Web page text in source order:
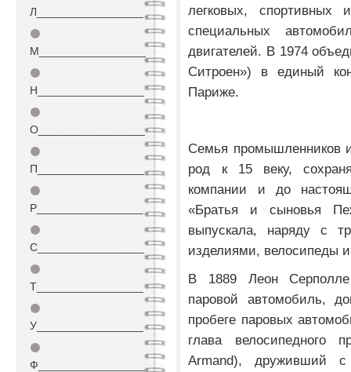
Л_________________
⚫
М_________________
⚫
Н_________________
⚫
О_________________
⚫
П_________________
⚫
Р_________________
⚫
С_________________
⚫
Т_________________
⚫
У_________________
⚫
Ф_________________
легковых, спортивных
специальных
двигателей. В 1974
Ситроен») в единый
Париже.
Семья промышленников
род к 15 веку,
компании и до
«Братья и сыновья
выпускала, наряду с
изделиями, велосипеды
В 1889 Леон
паровой автомобиль,
пробеге паровых
глава велосипедного
Armand), друживший